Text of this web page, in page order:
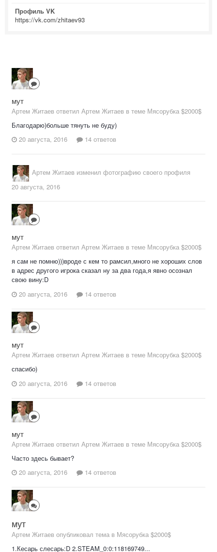
Профиль VK
https://vk.com/zhitaev93
мут
Артем Житаев ответил Артем Житаев в теме Мясорубка $2000$
Благодарю)больше тянуть не буду)
20 августа, 2016
14 ответов
Артем Житаев изменил фотографию своего профиля
20 августа, 2016
мут
Артем Житаев ответил Артем Житаев в теме Мясорубка $2000$
я сам не помню)))вроде с кем то рамсил,много не хороших слов
в адрес другого игрока сказал ну за два года,я явно осознал
свою вину:D
20 августа, 2016
14 ответов
мут
Артем Житаев ответил Артем Житаев в теме Мясорубка $2000$
спасибо)
20 августа, 2016
14 ответов
мут
Артем Житаев ответил Артем Житаев в теме Мясорубка $2000$
Часто здесь бывает?
20 августа, 2016
14 ответов
мут
Артем Житаев опубликовал тема в Мясорубка $2000$
1.Кесарь слесарь:D 2.STEAM_0:0:118169749...